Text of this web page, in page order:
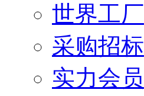
世界工厂
采购招标
实力会员